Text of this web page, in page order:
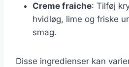
Creme fraiche: Tilføj
hvidløg, lime og friske
smag.
Disse ingredienser kan